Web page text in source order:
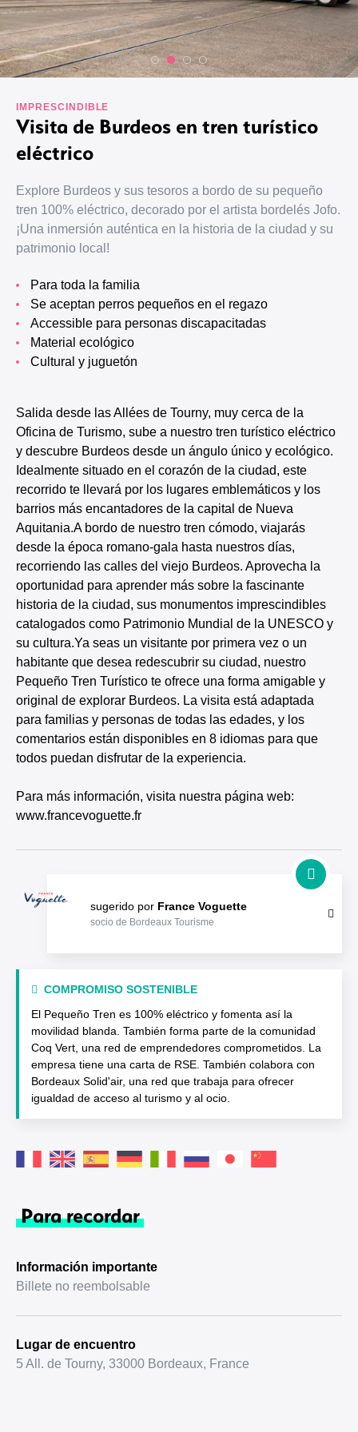
IMPRESCINDIBLE
Visita de Burdeos en tren turístico
eléctrico
Explore Burdeos y sus tesoros a bordo de su pequeño
tren 100% eléctrico, decorado por el artista bordelés Jofo.
¡Una inmersión auténtica en la historia de la ciudad y su
patrimonio local!
Para toda la familia
Se aceptan perros pequeños en el regazo
Accessible para personas discapacitadas
Material ecológico
Cultural y juguetón
Salida desde las Allées de Tourny, muy cerca de la
Oficina de Turismo, sube a nuestro tren turístico eléctrico
y descubre Burdeos desde un ángulo único y ecológico.
Idealmente situado en el corazón de la ciudad, este
recorrido te llevará por los lugares emblemáticos y los
barrios más encantadores de la capital de Nueva
Aquitania.A bordo de nuestro tren cómodo, viajarás
desde la época romano-gala hasta nuestros días,
recorriendo las calles del viejo Burdeos. Aprovecha la
oportunidad para aprender más sobre la fascinante
historia de la ciudad, sus monumentos imprescindibles
catalogados como Patrimonio Mundial de la UNESCO y
su cultura.Ya seas un visitante por primera vez o un
habitante que desea redescubrir su ciudad, nuestro
Pequeño Tren Turístico te ofrece una forma amigable y
original de explorar Burdeos. La visita está adaptada
para familias y personas de todas las edades, y los
comentarios están disponibles en 8 idiomas para que
todos puedan disfrutar de la experiencia.
Para más información, visita nuestra página web:
www.francevoguette.fr
sugerido por France Voguette
socio de Bordeaux Tourisme
COMPROMISO SOSTENIBLE
El Pequeño Tren es 100% eléctrico y fomenta así la
movilidad blanda. También forma parte de la comunidad
Coq Vert, una red de emprendedores comprometidos. La
empresa tiene una carta de RSE. También colabora con
Bordeaux Solid'air, una red que trabaja para ofrecer
igualdad de acceso al turismo y al ocio.
Para recordar
Información importante
Billete no reembolsable
Lugar de encuentro
5 All. de Tourny, 33000 Bordeaux, France